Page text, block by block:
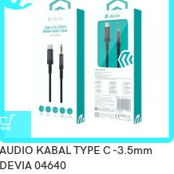
AUDIO KABAL TYPE C -3.5mm
DEVIA 04640